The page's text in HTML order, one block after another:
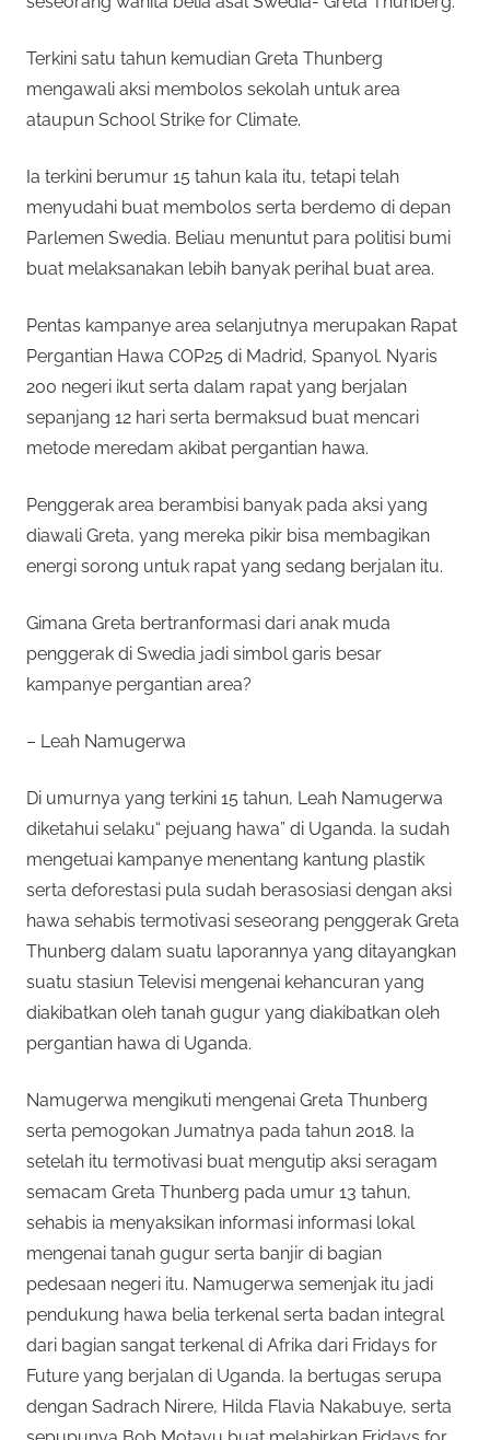
Terkini satu tahun kemudian Greta Thunberg
mengawali aksi membolos sekolah untuk area
ataupun School Strike for Climate.
Ia terkini berumur 15 tahun kala itu, tetapi telah
menyudahi buat membolos serta berdemo di depan
Parlemen Swedia. Beliau menuntut para politisi bumi
buat melaksanakan lebih banyak perihal buat area.
Pentas kampanye area selanjutnya merupakan Rapat
Pergantian Hawa COP25 di Madrid, Spanyol. Nyaris
200 negeri ikut serta dalam rapat yang berjalan
sepanjang 12 hari serta bermaksud buat mencari
metode meredam akibat pergantian hawa.
Penggerak area berambisi banyak pada aksi yang
diawali Greta, yang mereka pikir bisa membagikan
energi sorong untuk rapat yang sedang berjalan itu.
Gimana Greta bertranformasi dari anak muda
penggerak di Swedia jadi simbol garis besar
kampanye pergantian area?
– Leah Namugerwa
Di umurnya yang terkini 15 tahun, Leah Namugerwa
diketahui selaku“ pejuang hawa” di Uganda. Ia sudah
mengetuai kampanye menentang kantung plastik
serta deforestasi pula sudah berasosiasi dengan aksi
hawa sehabis termotivasi seseorang penggerak Greta
Thunberg dalam suatu laporannya yang ditayangkan
suatu stasiun Televisi mengenai kehancuran yang
diakibatkan oleh tanah gugur yang diakibatkan oleh
pergantian hawa di Uganda.
Namugerwa mengikuti mengenai Greta Thunberg
serta pemogokan Jumatnya pada tahun 2018. Ia
setelah itu termotivasi buat mengutip aksi seragam
semacam Greta Thunberg pada umur 13 tahun,
sehabis ia menyaksikan informasi informasi lokal
mengenai tanah gugur serta banjir di bagian
pedesaan negeri itu. Namugerwa semenjak itu jadi
pendukung hawa belia terkenal serta badan integral
dari bagian sangat terkenal di Afrika dari Fridays for
Future yang berjalan di Uganda. Ia bertugas serupa
dengan Sadrach Nirere, Hilda Flavia Nakabuye, serta